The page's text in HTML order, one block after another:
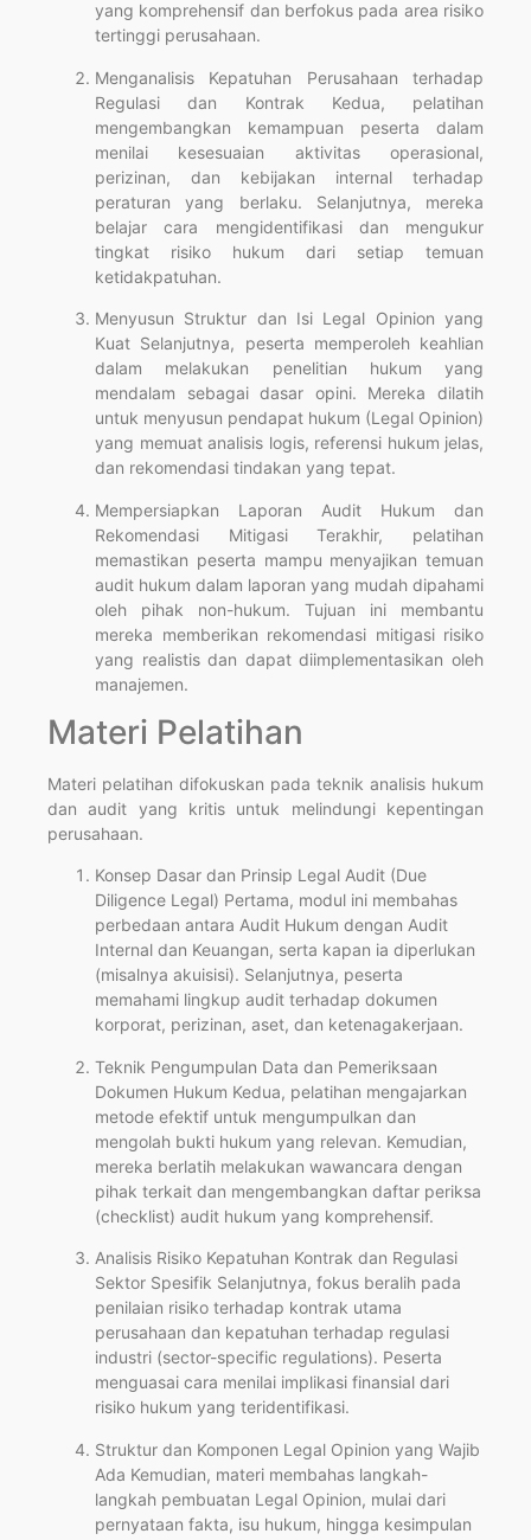
yang komprehensif dan berfokus pada area risiko
tertinggi perusahaan.
Menganalisis Kepatuhan Perusahaan terhadap
Regulasi dan Kontrak Kedua, pelatihan
mengembangkan kemampuan peserta dalam
menilai kesesuaian aktivitas operasional,
perizinan, dan kebijakan internal terhadap
peraturan yang berlaku. Selanjutnya, mereka
belajar cara mengidentifikasi dan mengukur
tingkat risiko hukum dari setiap temuan
ketidakpatuhan.
Menyusun Struktur dan Isi Legal Opinion yang
Kuat Selanjutnya, peserta memperoleh keahlian
dalam melakukan penelitian hukum yang
mendalam sebagai dasar opini. Mereka dilatih
untuk menyusun pendapat hukum (Legal Opinion)
yang memuat analisis logis, referensi hukum jelas,
dan rekomendasi tindakan yang tepat.
Mempersiapkan Laporan Audit Hukum dan
Rekomendasi Mitigasi Terakhir, pelatihan
memastikan peserta mampu menyajikan temuan
audit hukum dalam laporan yang mudah dipahami
oleh pihak non-hukum. Tujuan ini membantu
mereka memberikan rekomendasi mitigasi risiko
yang realistis dan dapat diimplementasikan oleh
manajemen.
Materi Pelatihan
Materi pelatihan difokuskan pada teknik analisis hukum
dan audit yang kritis untuk melindungi kepentingan
perusahaan.
Konsep Dasar dan Prinsip Legal Audit (Due
Diligence Legal) Pertama, modul ini membahas
perbedaan antara Audit Hukum dengan Audit
Internal dan Keuangan, serta kapan ia diperlukan
(misalnya akuisisi). Selanjutnya, peserta
memahami lingkup audit terhadap dokumen
korporat, perizinan, aset, dan ketenagakerjaan.
Teknik Pengumpulan Data dan Pemeriksaan
Dokumen Hukum Kedua, pelatihan mengajarkan
metode efektif untuk mengumpulkan dan
mengolah bukti hukum yang relevan. Kemudian,
mereka berlatih melakukan wawancara dengan
pihak terkait dan mengembangkan daftar periksa
(checklist) audit hukum yang komprehensif.
Analisis Risiko Kepatuhan Kontrak dan Regulasi
Sektor Spesifik Selanjutnya, fokus beralih pada
penilaian risiko terhadap kontrak utama
perusahaan dan kepatuhan terhadap regulasi
industri (sector-specific regulations). Peserta
menguasai cara menilai implikasi finansial dari
risiko hukum yang teridentifikasi.
Struktur dan Komponen Legal Opinion yang Wajib
Ada Kemudian, materi membahas langkah-
langkah pembuatan Legal Opinion, mulai dari
pernyataan fakta, isu hukum, hingga kesimpulan